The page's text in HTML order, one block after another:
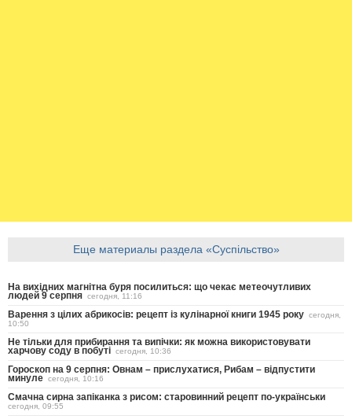
Еще материалы раздела «Суспільство»
На вихідних магнітна буря посилиться: що чекає метеочутливих
людей 9 серпня сегодня, 11:16
Варення з цілих абрикосів: рецепт із кулінарної книги 1945 року сегодня,
10:50
Не тільки для прибирання та випічки: як можна використовувати
харчову соду в побуті сегодня, 10:36
Гороскоп на 9 серпня: Овнам – прислухатися, Рибам – відпустити
минуле сегодня, 10:16
Смачна сирна запіканка з рисом: старовинний рецепт по-українськи
сегодня, 09:55